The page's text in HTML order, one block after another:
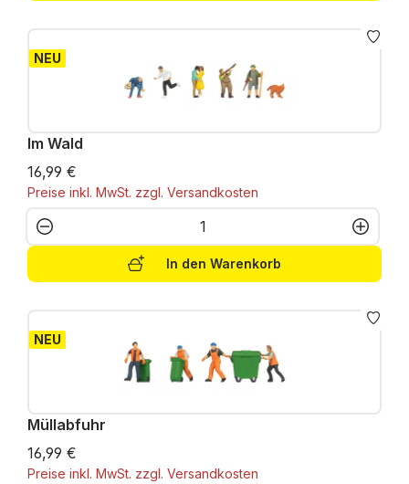
NEU
Im Wald
16,99 €
Preise inkl. MwSt. zzgl. Versandkosten
Produkt Anzahl: Gib den
In den Warenkorb
NEU
Müllabfuhr
16,99 €
Preise inkl. MwSt. zzgl. Versandkosten